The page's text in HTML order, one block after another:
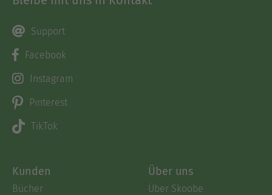
Support
Facebook
Instagram
Pinterest
TikTok
Kunden
Bücher
Über uns
Über Skoobe